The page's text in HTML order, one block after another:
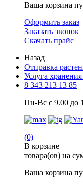
Ваша корзина
Оформить заказ
Заказать звонок
Скачать прайс
Назад
Отправка
Услуга
8 343 213 13 85
Пн-Вс с 9.00 до
(0)
В корзине
товара(ов) на
Ваша корзина